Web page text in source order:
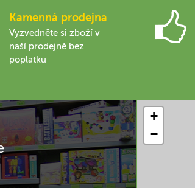
Kamenná prodejna
Vyzvedněte si zboží v
naší prodejně bez
poplatku
+
−